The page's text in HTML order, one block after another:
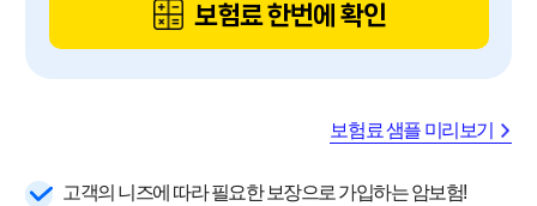
보험료 한번에 확인
보험료 샘플 미리보기
고객의 니즈에 따라 필요한 보장으로 가입하는 암보험!